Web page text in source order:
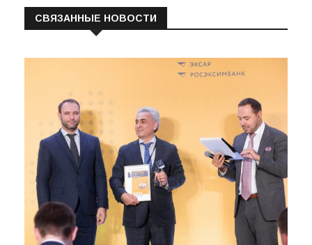
СВЯЗАННЫЕ НОВОСТИ